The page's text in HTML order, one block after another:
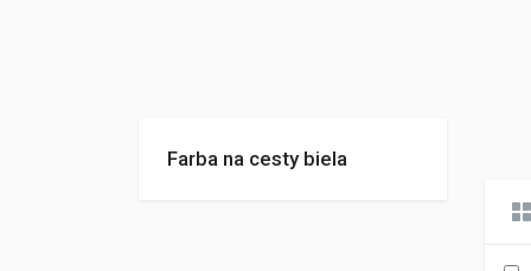
Farba na cesty biela